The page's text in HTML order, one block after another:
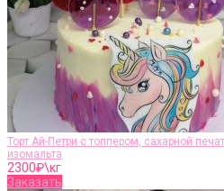
Торт Ай-Петри с топпером, сахарной
изомальта
2300₽\кг
Заказать